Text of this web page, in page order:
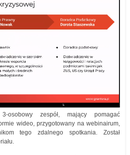
osobowy zespół, mający pomagać
wideo, przygotowany na webinairum,
tego zdalnego spotkania. Został